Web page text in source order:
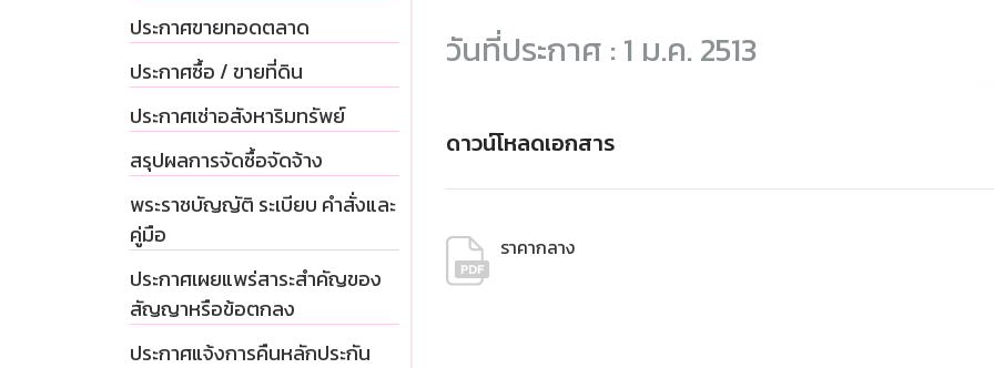
ประกาศขายทอดตลาด
ประกาศซื้อ / ขายที่ดิน
ประกาศเช่าอสังหาริมทรัพย์
สรุปผลการจัดซื้อจัดจ้าง
พระราชบัญญัติ ระเบียบ คำสั่งและ
คู่มือ
ประกาศเผยแพร่สาระสำคัญของ
สัญญาหรือข้อตกลง
ประกาศแจ้งการคืนหลักประกัน
วันที่ประกาศ : 1 ม.ค. 2513
ดาวน์โหลดเอกสาร
ราคากลาง